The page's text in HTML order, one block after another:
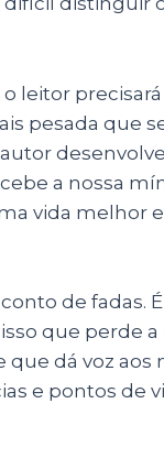
leitor
pesada que
autor
a nossa
vida melhor
de fadas.
que perde
que dá voz aos
e pontos de